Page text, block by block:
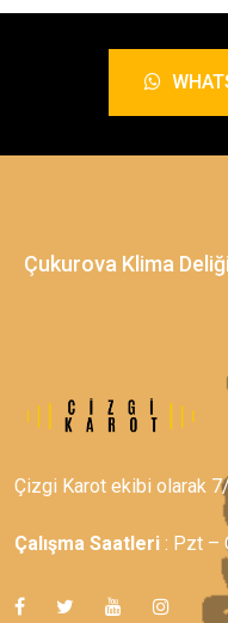
Çukurova Klima
Çizgi Karot ekibi olarak
Çalışma Saatleri : Pzt –